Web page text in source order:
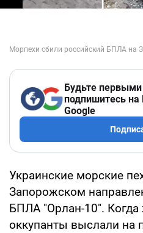
Будьте первыми
подпишитесь на
Google
Украинские морские
Запорожском
БПЛА "Орлан-10". Когда
оккупанты выслали на